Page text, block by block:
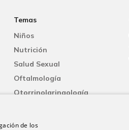
Temas
Niños
Nutrición
Salud Sexual
Oftalmología
Otorrinolaringología
Fisioterapia
de los